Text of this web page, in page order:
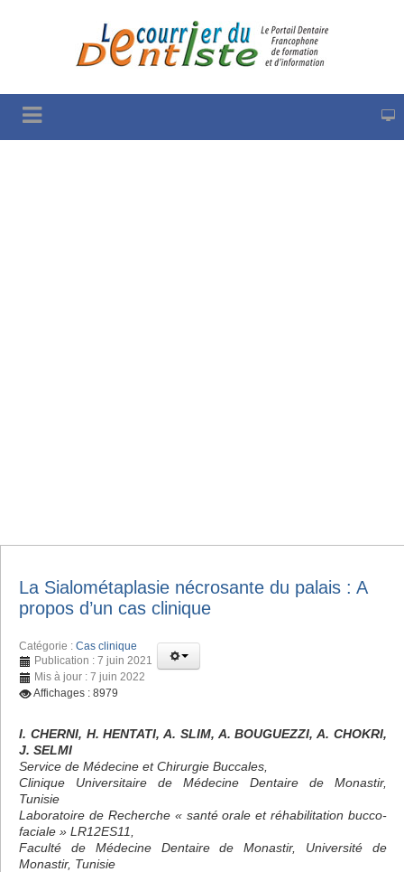
La Sialométaplasie nécrosante du palais : A
propos d’un cas clinique
Catégorie : Cas clinique
Publication : 7 juin 2021
Mis à jour : 7 juin 2022
Affichages : 8979
I. CHERNI, H. HENTATI, A. SLIM, A. BOUGUEZZI, A. CHOKRI,
J. SELMI
Service de Médecine et Chirurgie Buccales,
Clinique Universitaire de Médecine Dentaire de Monastir,
Tunisie
Laboratoire de Recherche « santé orale et réhabilitation bucco-
faciale » LR12ES11,
Faculté de Médecine Dentaire de Monastir, Université de
Monastir, Tunisie